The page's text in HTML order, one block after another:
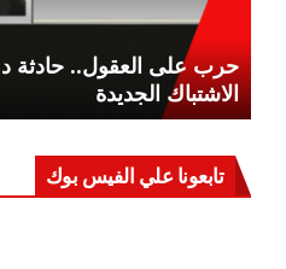
حرب على العقول.. حادثة
الاشتباك الجديدة
تابعونا علي الفيس بوك